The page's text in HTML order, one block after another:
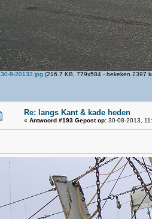
30-8-20132.jpg (216.7 KB, 779x584 - bekeken 2397
Re: langs Kant & kade heden
« Antwoord #193 Gepost op: 30-08-2013,